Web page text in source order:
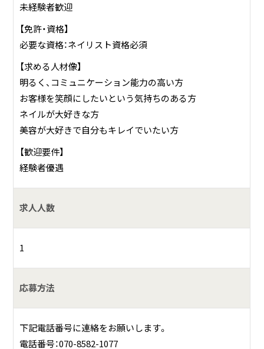
未経験者歓迎
【免許・資格】
必要な資格：ネイリスト資格必須
【求める人材像】
明るく、コミュニケーション能力の高い方
お客様を笑顔にしたいという気持ちのある方
ネイルが大好きな方
美容が大好きで自分もキレイでいたい方
【歓迎要件】
経験者優遇
求人人数
1
応募方法
下記電話番号に連絡をお願いします。
電話番号：070-8582-1077